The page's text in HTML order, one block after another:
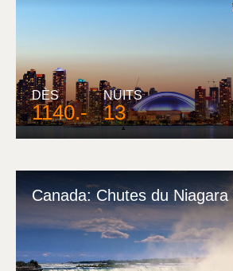
DÈS
1140.-
NUITS
13
Canada: Chutes du